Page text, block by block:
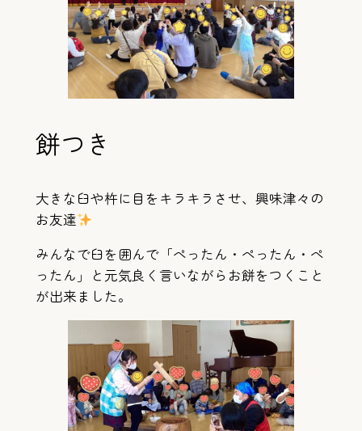
餅つき
大きな臼や杵に目をキラキラさせ、興味津々の
お友達
みんなで臼を囲んで「ぺったん・ぺったん・ぺ
ったん」と元気良く言いながらお餅をつくこと
が出来ました。